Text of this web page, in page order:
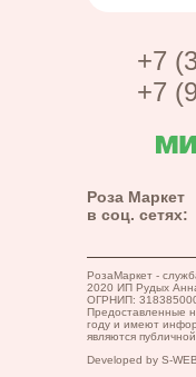
+7
+7
Роза Маркет
в соц. сетях:
РозаМаркет -
2020 ИП Рудых
ОГРНИП:
Предоставленные
году и имеют
являются
Developed by S-